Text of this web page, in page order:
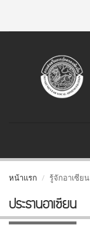
หน้าแรก รู้จักอาเซียน
ประธานอาเซียน